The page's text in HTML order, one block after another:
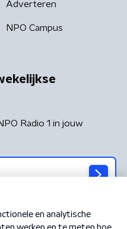
Adverteren
NPO Campus
Radio 1 in jouw